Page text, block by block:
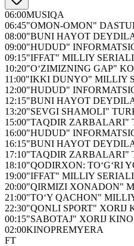
06:00MUSIQA
06:45"OMON-OMON"
08:00"BUNI HAYOT
09:00"HUDUD"
09:15"IFFAT" MILLIY SERIALI
10:20"O‘ZIMIZNING GAP"
11:00"IKKI DUNYO" MILLIY
12:00"HUDUD"
12:15"BUNI HAYOT
13:20"SEVGI SHAMOLI"
15:00"TAQDIR ZARBALARI"
16:00"HUDUD"
16:15"BUNI HAYOT
17:10"TAQDIR ZARBALARI"
18:10"QODIRXON: TO‘G‘RI
19:00"IFFAT" MILLIY SERIALI
20:00"QIRMIZI XONADON"
21:00"TO‘Y QACHON"
22:30"QONLI SPORT" XORIJ
00:15"SABOTAJ" XORIJ KINO
02:00KINOPREMYERA
FT